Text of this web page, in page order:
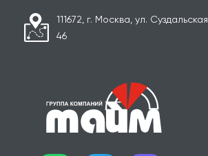
111672, г. Москва, ул. Суздальская,
46